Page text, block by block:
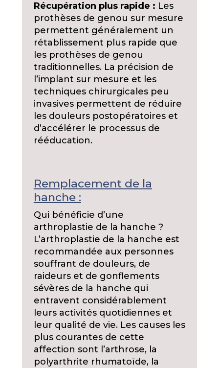
Récupération plus rapide : Les
prothèses de genou sur mesure
permettent généralement un
rétablissement plus rapide que
les prothèses de genou
traditionnelles. La précision de
l’implant sur mesure et les
techniques chirurgicales peu
invasives permettent de réduire
les douleurs postopératoires et
d’accélérer le processus de
rééducation.
Remplacement de la
hanche :
Qui bénéficie d’une
arthroplastie de la hanche ?
L’arthroplastie de la hanche est
recommandée aux personnes
souffrant de douleurs, de
raideurs et de gonflements
sévères de la hanche qui
entravent considérablement
leurs activités quotidiennes et
leur qualité de vie. Les causes les
plus courantes de cette
affection sont l’arthrose, la
polyarthrite rhumatoïde, la